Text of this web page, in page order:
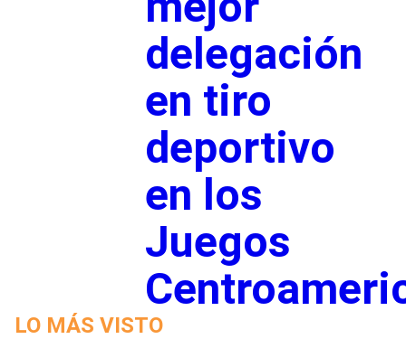
delegación
en tiro
deportivo
en los
Juegos
LO MÁS VISTO